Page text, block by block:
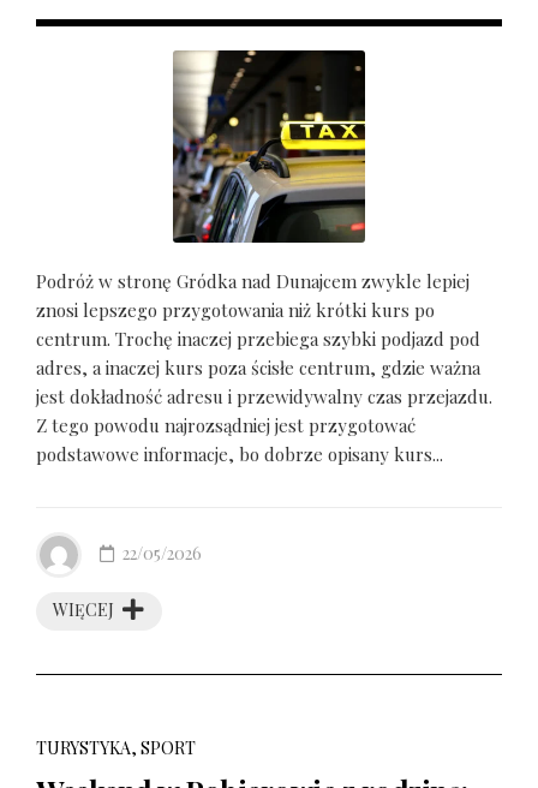
Podróż w stronę Gródka nad Dunajcem zwykle lepiej
znosi lepszego przygotowania niż krótki kurs po
centrum. Trochę inaczej przebiega szybki podjazd pod
adres, a inaczej kurs poza ścisłe centrum, gdzie ważna
jest dokładność adresu i przewidywalny czas przejazdu.
Z tego powodu najrozsądniej jest przygotować
podstawowe informacje, bo dobrze opisany kurs...
WIĘCEJ
22/05/2026
TURYSTYKA, SPORT